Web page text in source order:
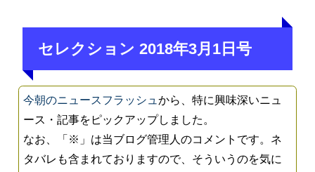
セレクション 2018年3月1日号
今朝のニュースフラッシュから、特に興味深いニュ
ース・記事をピックアップしました。
なお、「※」は当ブログ管理人のコメントです。ネ
タバレも含まれておりますので、そういうのを気に